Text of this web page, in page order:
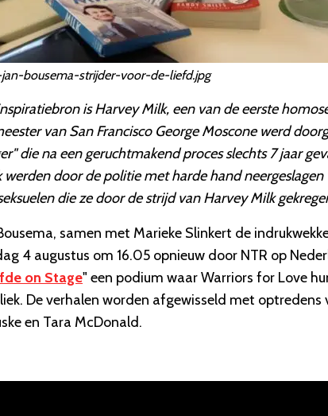
bousema-strijder-voor-de-liefd.jpg
is Harvey Milk, een van de eerste
van San Francisco George Moscone werd
die na een geruchtmakend proces slechts 7 jaar
werden door de politie met harde hand
die ze door de strijd van Harvey Milk
samen met Marieke Slinkert de
4 augustus om 16.05 opnieuw door NTR op
on Stage" een podium waar Warriors for Love
De verhalen worden afgewisseld met optredens
en Tara McDonald.